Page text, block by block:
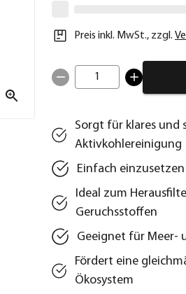
Preis inkl. MwSt., zzgl.
1
Sorgt für klares und
Aktivkohlereinigung
Einfach
Ideal zum
Geruchsstoffen
Geeignet für Meer-
Fördert eine
Ökosystem